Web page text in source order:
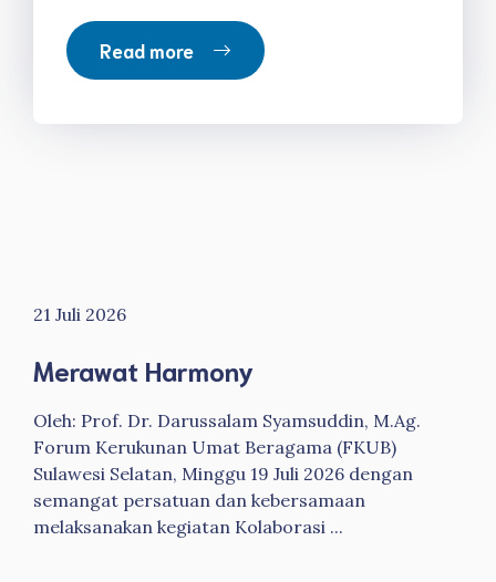
Read more
21 Juli 2026
Merawat Harmony
Oleh: Prof. Dr. Darussalam Syamsuddin, M.Ag.
Forum Kerukunan Umat Beragama (FKUB)
Sulawesi Selatan, Minggu 19 Juli 2026 dengan
semangat persatuan dan kebersamaan
melaksanakan kegiatan Kolaborasi ...